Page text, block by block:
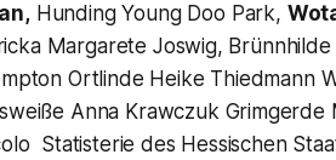
Hunding Young Doo Park,
Margarete Joswig,
Ortlinde Heike Thiedmann
Anna Krawczuk Grimgerde
Statisterie des Hessischen